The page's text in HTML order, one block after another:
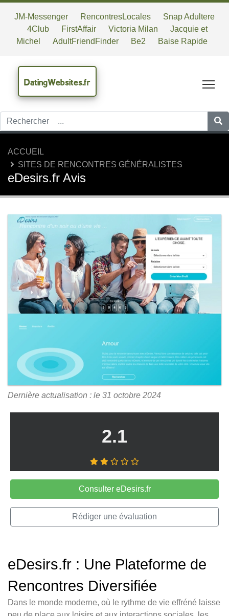
JM-Messenger RencontresLocales
Snap Adultere
4Club
FirstAffair Victoria Milan
Jacquie et
Michel
AdultFriendFinder Be2 Baise Rapide
DatingWebsites.fr
ACCUEIL
SITES DE RENCONTRES GÉNÉRALISTES
eDesirs.fr Avis
Dernière actualisation : le 31 octobre 2024
2.1
Consulter eDesirs.fr
Rédiger une évaluation
eDesirs.fr : Une Plateforme de
Rencontres Diversifiée
Dans le monde moderne, où le rythme de vie effréné laisse